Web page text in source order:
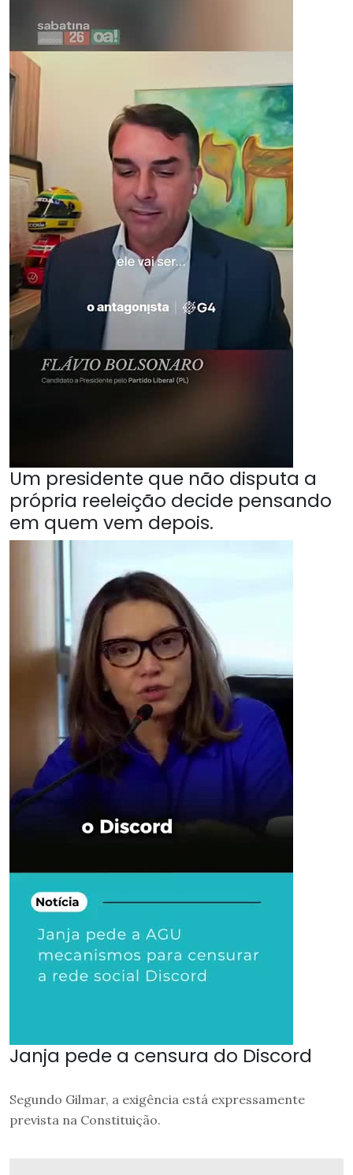
Um presidente que não disputa a
própria reeleição decide pensando
em quem vem depois.
Janja pede a censura do Discord
Segundo Gilmar, a exigência está expressamente
prevista na Constituição.